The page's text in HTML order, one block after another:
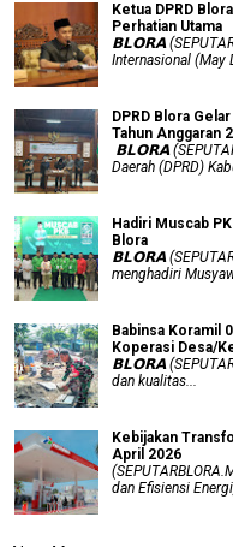
Ketua DPRD
Perhatian Utama
​𝗕𝗟𝗢𝗥𝗔
Internasional (May
DPRD Blora
Tahun Anggaran
𝗕𝗟𝗢𝗥𝗔
Daerah (DPRD)
Hadiri Muscab
Blora
𝗕𝗟𝗢𝗥𝗔
menghadiri
Babinsa Koramil
Koperasi Desa/
𝗕𝗟𝗢𝗥𝗔
dan kualitas...
Kebijakan
April 2026
dan Efisiensi